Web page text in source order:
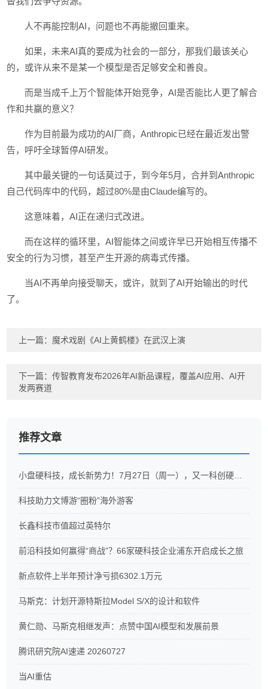
人不再能控制AI，问题也不再能撤回重来。
如果，未来AI真的要成为社会的一部分，那我们最该关心
的，或许从来不是某一个模型是否足够安全和善良。
而是当成千上万个智能体开始竞争，AI是否能比人更了解合
作和共赢的意义？
作为目前最为成功的AI厂商，Anthropic已经在最近发出警
告，呼吁全球暂停AI研发。
其中最关键的一句话莫过于，到今年5月，合并到Anthropic
自己代码库中的代码，超过80%是由Claude编写的。
这意味着，AI正在递归式改进。
而在这样的循环里，AI智能体之间或许早已开始相互传播不
安全的行为习惯，甚至产生开源的病毒式传播。
当AI不再单向接受聊天，或许，就到了AI开始输出的时代
了。
上一篇： 魔术戏剧《AI上黄鹤楼》在武汉上演
下一篇：传智教育发布2026年AI新品课程，覆盖AI应用、AI开
发两赛道
推荐文章
科技助力文博游“圈粉”海外游客
长鑫科技市值超过英特尔
前沿科技如何赢得“商战”？66家硬科技企业浦东开启成长之旅
新点软件上半年预计净亏损6302.1万元
马斯克：计划开源特斯拉Model S/X的设计和软件
黄仁勋、马斯克相继发声：点赞中国AI模型和发展前景
腾讯研究院AI速递 20260727
当AI重估